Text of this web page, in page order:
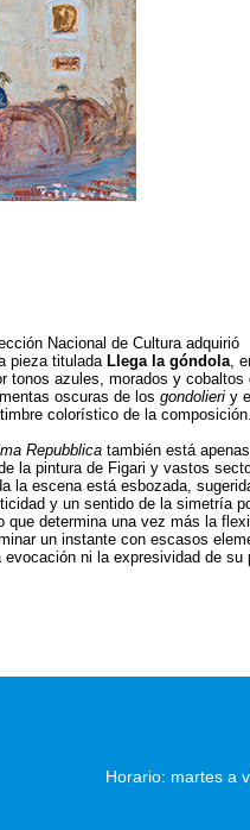
Nacional de Cultura adquirió
pieza tituladaLlega la góndola,
tonos azules, morados y cobaltos
oscuras de los gondolieriy
colorístico de la composición.
Repubblicatambién está apenas
la pintura de Figari y vastos
la escena está esbozada,
y un sentido de la simetría
que determina una vez más la
un instante con escasos
ni la expresividad de su
Horario: martes a